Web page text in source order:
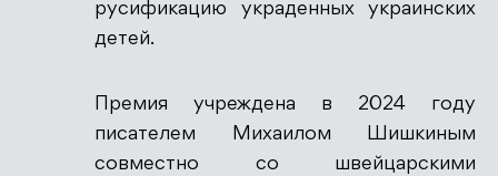
русификацию украденных украинских
детей.
Премия учреждена в 2024 году
писателем Михаилом Шишкиным
совместно со швейцарскими